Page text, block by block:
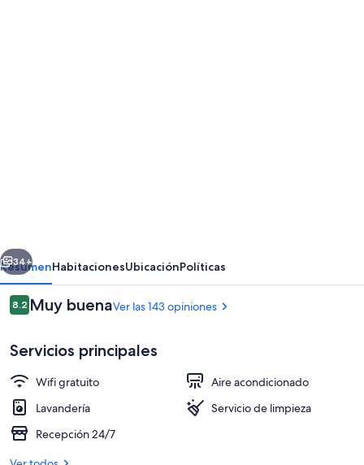
Siguiente
34+
ResumenHabitacionesUbicaciónPolíticas
Opiniones
8.28.2 de 10,
Muy buenaVer las 143 opiniones
Servicios principales
Wifi gratuito
Aire acondicionado
Lavandería
Servicio de limpieza
Recepción 24/7